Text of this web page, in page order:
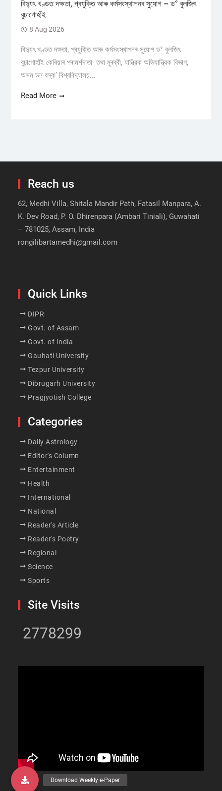
বিদ্যুৎ খণ্ডত দক্ষতা, প্ৰযুক্তি আৰু কৰ্মসংস্থাপনৰ সুযোগ – ড° বুলজিৎ
বুঢ়াগোহাঁই
8 Aug 2026
বিদ্যুৎ খণ্ডত দক্ষতা, প্ৰযুক্তি আৰু কৰ্মসংস্থাপনৰ সুযোগ ড° বুলজিৎ
বুঢ়াগোহাঁই কেৰিয়াৰ পৰামৰ্শদাতা তথা মুৰব্বী, যান্ত্রিক অভিযান্ত্রিক বিভাগ,
অসম ডন বস্ক’ বিশ্ববিদ্যালয়...
Read More
Reach us
62, Medhi Villa, Shitala Mandir Path, Fatasil Manpara, A.
K. Dev Road, P. O. Dhirenpara (Ambari Tiniali), Guwahati
– 781025, Assam, India
rongilibartamedhi@gmail.com
Quick Links
DIPR
Govt. of Assam
Govt. of India
Gauhati University
Tezpur University
Dibrugarh University
Pragjyotish College
Categories
Daily Astrology
Editor's Column
Entertainment
Health
International
National
Reader's Article
Reader's Poetry
Regional
Science
Sports
Site Visits
2778299